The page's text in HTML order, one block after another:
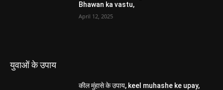
Bhawan ka vastu,
April 12, 2025
युवाओं के उपाय
कील मुंहासे के उपाय, keel muhashe ke upay,